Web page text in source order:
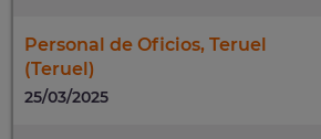
Personal de Oficios, Teruel
(Teruel)
25/03/2025